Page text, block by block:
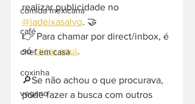
comida mexicana
café
chef em casa
coxinha
vegano
realizar publicidade no
@jadeixasalvo. 🤝
👉 Para chamar por direct/inbox, é
só clicar aqui.
🔎Se não achou o que procurava,
pode fazer a busca com outros